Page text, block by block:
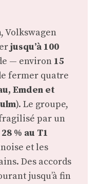
, Volkswagen
jusqu’à 100
— environ 15
fermer quatre
Emden et
). Le groupe,
fragilisé par un
28 % au T1
et les
Des accords
jusqu’à fin